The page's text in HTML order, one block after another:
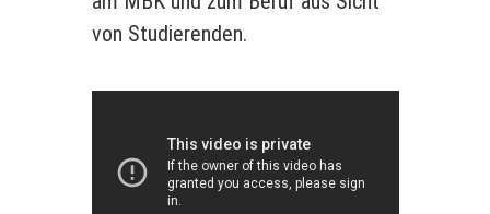
von Studierenden.